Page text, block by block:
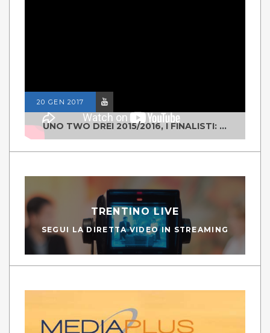
20 GEN 2017
UNO TWO DREI 2015/2016, I FINALISTI: CLASSE IV ALS ISTITUTO "DEGASPERI" BORGO VALSUGANA
TRENTINO LIVE
SEGUI LA DIRETTA VIDEO IN STREAMING